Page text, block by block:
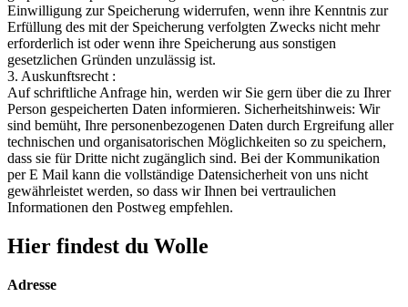
Einwilligung zur Speicherung widerrufen, wenn ihre Kenntnis zur
Erfüllung des mit der Speicherung verfolgten Zwecks nicht mehr
erforderlich ist oder wenn ihre Speicherung aus sonstigen
gesetzlichen Gründen unzulässig ist.
3. Auskunftsrecht :
Auf schriftliche Anfrage hin, werden wir Sie gern über die zu Ihrer
Person gespeicherten Daten informieren. Sicherheitshinweis: Wir
sind bemüht, Ihre personenbezogenen Daten durch Ergreifung aller
technischen und organisatorischen Möglichkeiten so zu speichern,
dass sie für Dritte nicht zugänglich sind. Bei der Kommunikation
per E Mail kann die vollständige Datensicherheit von uns nicht
gewährleistet werden, so dass wir Ihnen bei vertraulichen
Informationen den Postweg empfehlen.
Hier findest du Wolle
Adresse